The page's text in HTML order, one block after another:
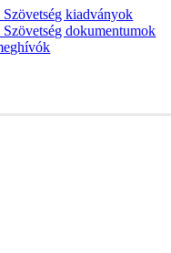
kiadványok
dokumentumok